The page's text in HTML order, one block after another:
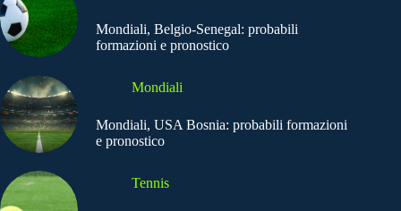
Mondiali, Belgio-Senegal: probabili
formazioni e pronostico
Mondiali
Mondiali, USA Bosnia: probabili formazioni
e pronostico
Tennis